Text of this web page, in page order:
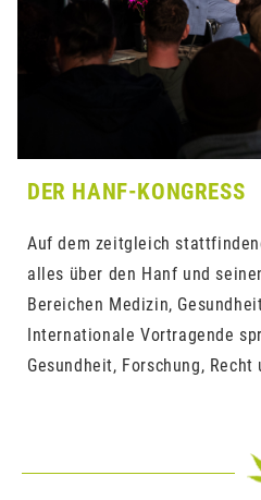
DER HANF-KONGRESS
Auf dem zeitgleich
alles über den Hanf und
Bereichen Medizin,
Internationale Vortragende
Gesundheit, Forschung, Recht